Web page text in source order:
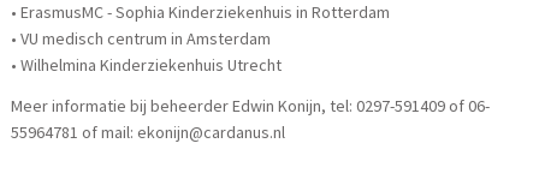
• ErasmusMC - Sophia Kinderziekenhuis in Rotterdam
• VU medisch centrum in Amsterdam
• Wilhelmina Kinderziekenhuis Utrecht
Meer informatie bij beheerder Edwin Konijn, tel: 0297-591409 of 06-
55964781 of mail: ekonijn@cardanus.nl